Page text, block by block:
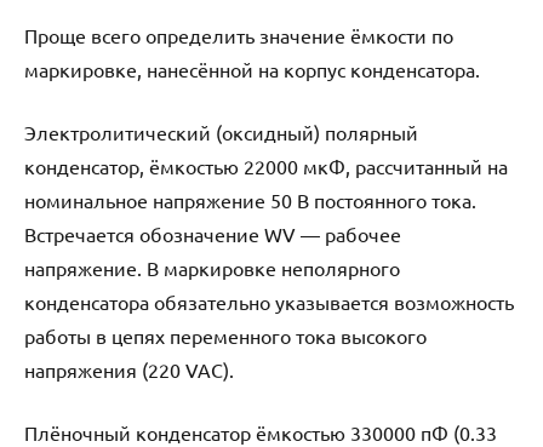
Проще всего определить значение ёмкости по
маркировке, нанесённой на корпус конденсатора.
Электролитический (оксидный) полярный
конденсатор, ёмкостью 22000 мкФ, рассчитанный на
номинальное напряжение 50 В постоянного тока.
Встречается обозначение WV — рабочее
напряжение. В маркировке неполярного
конденсатора обязательно указывается возможность
работы в цепях переменного тока высокого
напряжения (220 VAC).
Плёночный конденсатор ёмкостью 330000 пФ (0.33